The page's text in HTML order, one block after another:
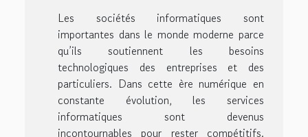
Les sociétés informatiques sont
importantes dans le monde moderne parce
qu’ils soutiennent les besoins
technologiques des entreprises et des
particuliers. Dans cette ère numérique en
constante évolution, les services
informatiques sont devenus
incontournables pour rester compétitifs.